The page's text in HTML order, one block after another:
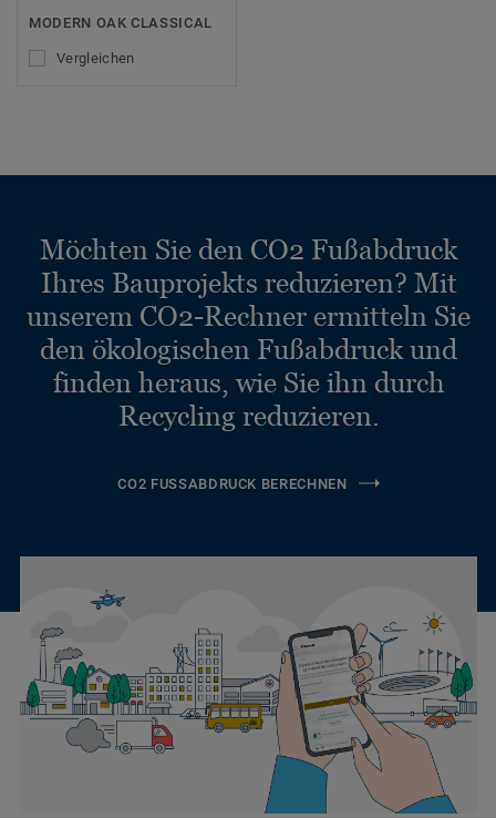
MODERN OAK CLASSICAL
Vergleichen
Möchten Sie den CO2 Fußabdruck
Ihres Bauprojekts reduzieren? Mit
unserem CO2-Rechner ermitteln Sie
den ökologischen Fußabdruck und
finden heraus, wie Sie ihn durch
Recycling reduzieren.
CO2 FUSSABDRUCK BERECHNEN